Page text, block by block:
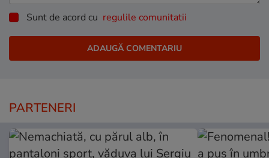
Sunt de acord cu regulile comunitatii
PARTENERI